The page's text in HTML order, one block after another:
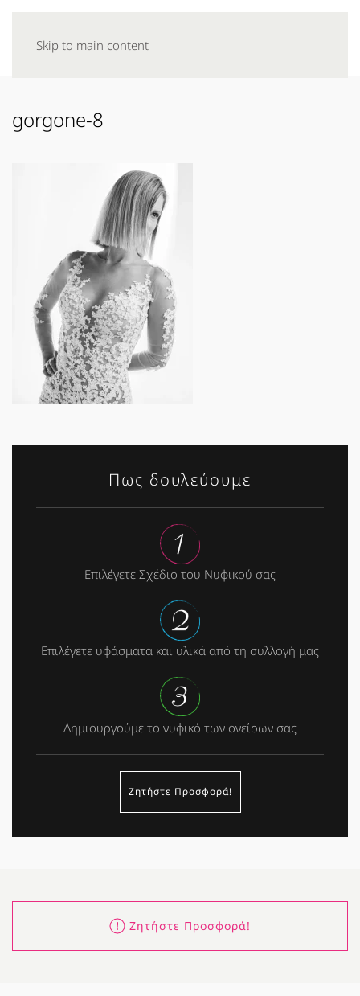
Skip to main content
gorgone-8
Πως δουλεύουμε
Επιλέγετε Σχέδιο του Νυφικού σας
Επιλέγετε υφάσματα και υλικά από τη συλλογή μας
Δημιουργούμε το νυφικό των ονείρων σας
Ζητήστε Προσφορά!
Ζητήστε Προσφορά!